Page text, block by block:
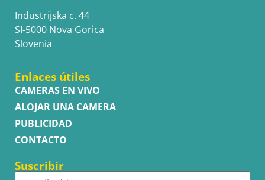
Industrijska c. 44
SI-5000 Nova Gorica
Slovenia
Enlaces útiles
CAMERAS EN VIVO
ALOJAR UNA CAMERA
PUBLICIDAD
CONTACTO
Suscribir